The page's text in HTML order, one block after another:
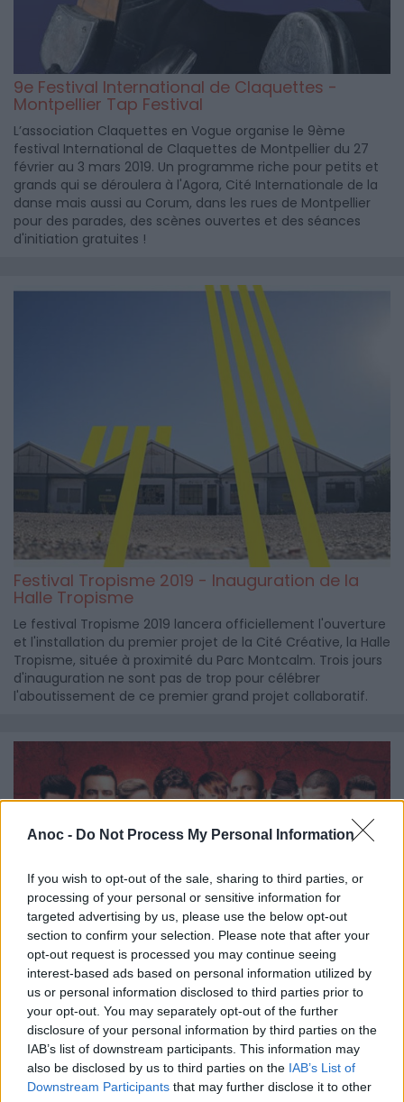
Anoc - Do Not Process My Personal Information
If you wish to opt-out of the sale, sharing to third parties, or
processing of your personal or sensitive information for
targeted advertising by us, please use the below opt-out
section to confirm your selection. Please note that after your
opt-out request is processed you may continue seeing
interest-based ads based on personal information utilized by
us or personal information disclosed to third parties prior to
your opt-out. You may separately opt-out of the further
disclosure of your personal information by third parties on the
IAB’s list of downstream participants. This information may
also be disclosed by us to third parties on the IAB’s List of
Downstream Participants that may further disclose it to other
9e Festival International de Claquettes -
Montpellier Tap Festival
L’association Claquettes en Vogue organise le 9ème
festival International de Claquettes de Montpellier du 27
février au 3 mars 2019. Un programme riche pour petits et
grands qui se déroulera à l'Agora, Cité Internationale de la
danse mais aussi au Corum, dans les rues de Montpellier
pour des parades, des scènes ouvertes et des séances
d'initiation gratuites !
Festival Tropisme 2019 - Inauguration de la
Halle Tropisme
Le festival Tropisme 2019 lancera officiellement l'ouverture
et l'installation du premier projet de la Cité Créative, la Halle
Tropisme, située à proximité du Parc Montcalm. Trois jours
d'inauguration ne sont pas de trop pour célébrer
l'aboutissement de ce premier grand projet collaboratif.
Les 3 Mousquetaires
Après le triomphe de la comédie musicale "Robin Des Bois",
Roberto Ciurleo, Gilbert et Nicole Coullier et Eléonore De